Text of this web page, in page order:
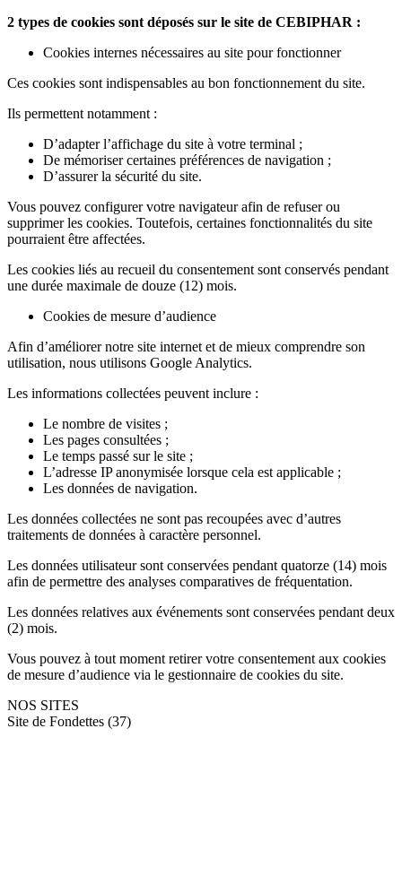
2 types de cookies sont déposés sur le site de CEBIPHAR :
Cookies internes nécessaires au site pour fonctionner
Ces cookies sont indispensables au bon fonctionnement du site.
Ils permettent notamment :
D’adapter l’affichage du site à votre terminal ;
De mémoriser certaines préférences de navigation ;
D’assurer la sécurité du site.
Vous pouvez configurer votre navigateur afin de refuser ou
supprimer les cookies. Toutefois, certaines fonctionnalités du site
pourraient être affectées.
Les cookies liés au recueil du consentement sont conservés pendant
une durée maximale de douze (12) mois.
Cookies de mesure d’audience
Afin d’améliorer notre site internet et de mieux comprendre son
utilisation, nous utilisons Google Analytics.
Les informations collectées peuvent inclure :
Le nombre de visites ;
Les pages consultées ;
Le temps passé sur le site ;
L’adresse IP anonymisée lorsque cela est applicable ;
Les données de navigation.
Les données collectées ne sont pas recoupées avec d’autres
traitements de données à caractère personnel.
Les données utilisateur sont conservées pendant quatorze (14) mois
afin de permettre des analyses comparatives de fréquentation.
Les données relatives aux événements sont conservées pendant deux
(2) mois.
Vous pouvez à tout moment retirer votre consentement aux cookies
de mesure d’audience via le gestionnaire de cookies du site.
NOS SITES
Site de Fondettes (37)